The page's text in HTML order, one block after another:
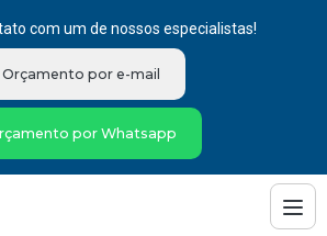
com um de nossos especialistas!
Orçamento por e-mail
por Whatsapp